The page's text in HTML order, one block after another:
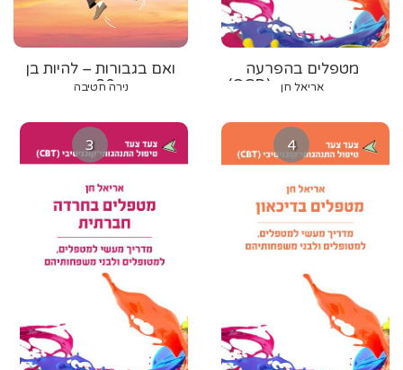
ואם בגבורות – להיות בן
80+
נירה חטיבה
מטפלים בהפרעה
טורדנית־כפייתית (OCD)
אריאל חן
3 4